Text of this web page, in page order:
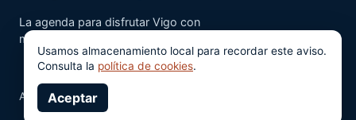
La agenda para disfrutar Vigo con
más ganas.
Aviso legalPrivacidad
Usamos almacenamiento local para recordar este aviso.
Consulta la política de cookies.
Aceptar